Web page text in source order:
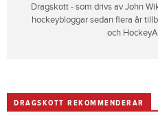
Dragskott - som drivs av John
hockeybloggar sedan flera år
och
DRAGSKOTT REKOMMENDERAR